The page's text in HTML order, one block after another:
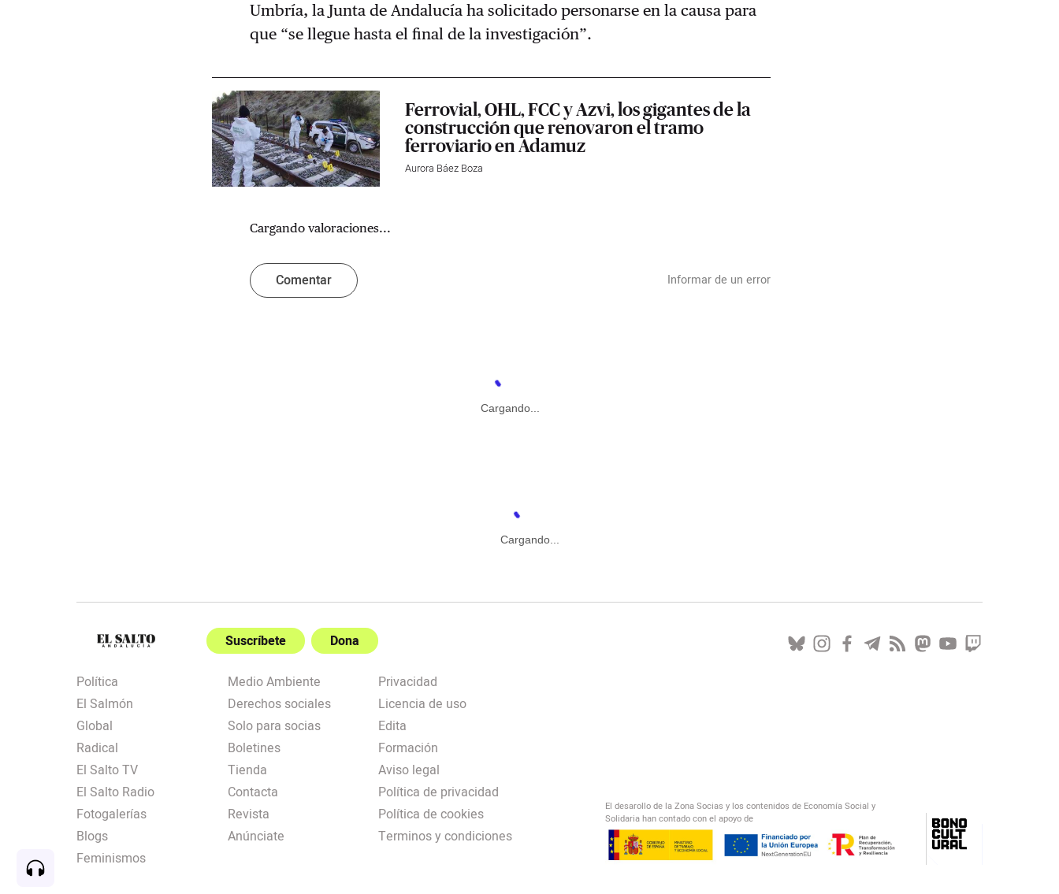
Umbría, la Junta de Andalucía ha solicitado personarse en la causa para
que “se llegue hasta el final de la investigación”.
Ferrovial, OHL, FCC y Azvi, los gigantes de la
construcción que renovaron el tramo
ferroviario en Adamuz
Aurora Báez Boza
Cargando valoraciones...
Comentar Informar de un error
Cargando...
Cargando...
Suscríbete Dona
Política
El Salmón
Global
Radical
El Salto TV
El Salto Radio
Fotogalerías
Blogs
Feminismos
Medio Ambiente
Derechos sociales
Solo para socias
Boletines
Tienda
Contacta
Revista
Anúnciate
Privacidad
Licencia de uso
Edita
Formación
Aviso legal
Política de privacidad
Política de cookies
Terminos y condiciones
El desarollo de la Zona Socias y los contenidos de Economía Social y
Solidaria han contado con el apoyo de